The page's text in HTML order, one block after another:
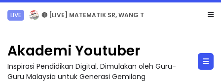
Sejarah Tingkatan 4
Akademi Youtuber
Inspirasi Pendidikan Digital, Dimulakan oleh Guru-
Guru Malaysia untuk Generasi Gemilang